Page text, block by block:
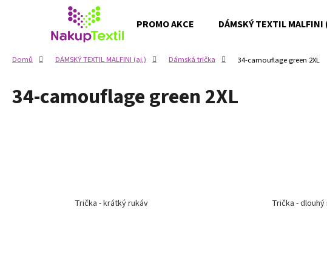
PROMO AKCE DÁMSKÝ TEXTIL
Domů DÁMSKÝ TEXTIL MALFINI (aj.) Dámská trička 34-camouflage green 2XL
34-camouflage green 2XL
Trička - krátký rukáv Trička - dlouhý
Zpět
obchodu
Zpět
obchodu
Co